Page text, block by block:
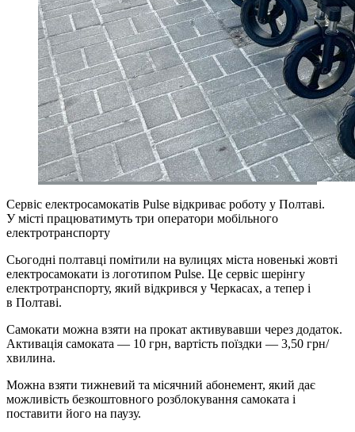
Сервіс електросамокатів Pulse відкриває роботу у Полтаві.
У місті працюватимуть три оператори мобільного
електротранспорту
Сьогодні полтавці помітили на вулицях міста новенькі жовті
електросамокати із логотипом Pulse. Це сервіс шерінгу
електротранспорту, який відкрився у Черкасах, а тепер і
в Полтаві.
Самокати можна взяти на прокат активувавши через додаток.
Активація самоката — 10 грн, вартість поїздки — 3,50 грн/
хвилина.
Можна взяти тижневий та місячний абонемент, який дає
можливість безкоштовного розблокування самоката і
поставити його на паузу.